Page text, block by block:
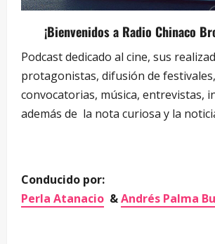
¡Bienvenidos a Radio Chinaco
Podcast dedicado al cine, sus
protagonistas, difusión de festivales,
convocatorias, música, entrevistas,
además de la nota curiosa y la
Conducido por:
Perla Atanacio &Andrés Palma